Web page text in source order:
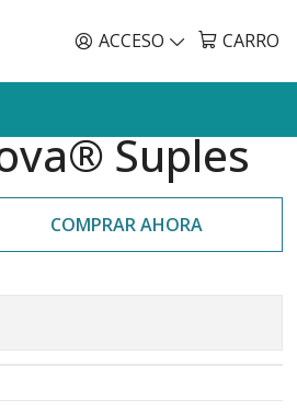
ACCESO CARRO
Suples
COMPRAR AHORA